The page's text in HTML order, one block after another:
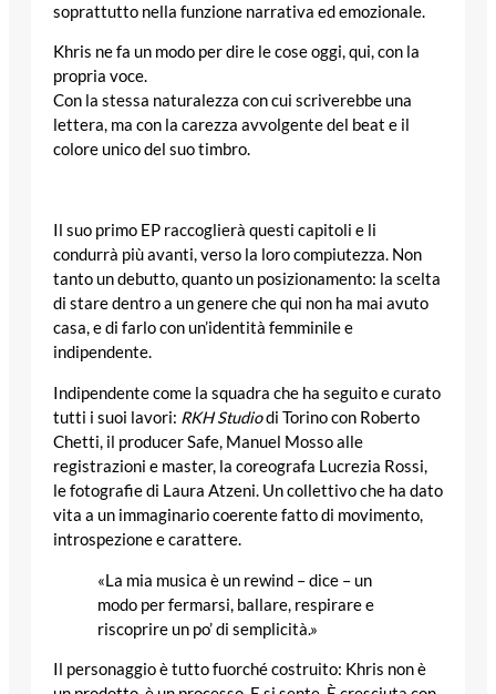
soprattutto nella funzione narrativa ed emozionale.
Khris ne fa un modo per dire le cose oggi, qui, con la
propria voce.
Con la stessa naturalezza con cui scriverebbe una
lettera, ma con la carezza avvolgente del beat e il
colore unico del suo timbro.
Il suo primo EP raccoglierà questi capitoli e li
condurrà più avanti, verso la loro compiutezza. Non
tanto un debutto, quanto un posizionamento: la scelta
di stare dentro a un genere che qui non ha mai avuto
casa, e di farlo con un’identità femminile e
indipendente.
Indipendente come la squadra che ha seguito e curato
tutti i suoi lavori: RKH Studiodi Torino con Roberto
Chetti, il producer Safe, Manuel Mosso alle
registrazioni e master, la coreografa Lucrezia Rossi,
le fotografie di Laura Atzeni. Un collettivo che ha dato
vita a un immaginario coerente fatto di movimento,
introspezione e carattere.
«La mia musica è un rewind – dice – un
modo per fermarsi, ballare, respirare e
riscoprire un po’ di semplicità.»
Il personaggio è tutto fuorché costruito: Khris non è